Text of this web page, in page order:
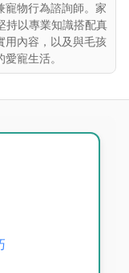
寵物行為諮詢師。家
持以專業知識搭配真
用內容，以及與毛孩
寵生活。